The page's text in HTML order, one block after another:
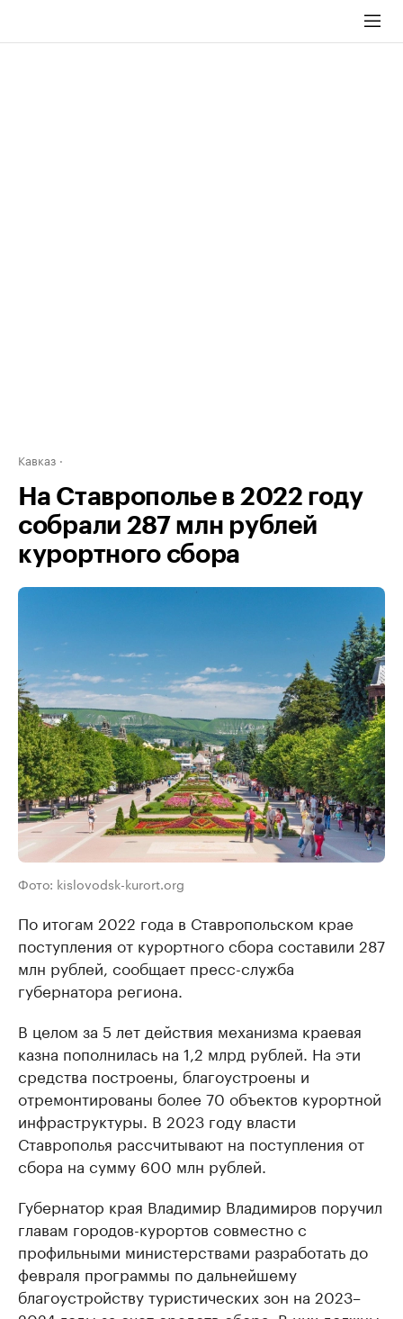
Кавказ
На Ставрополье в 2022 году
собрали 287 млн рублей
курортного сбора
Фото: kislovodsk-kurort.org
По итогам 2022 года в Ставропольском крае
поступления от курортного сбора составили 287
млн рублей, сообщает пресс-служба
губернатора региона.
В целом за 5 лет действия механизма краевая
казна пополнилась на 1,2 млрд рублей. На эти
средства построены, благоустроены и
отремонтированы более 70 объектов курортной
инфраструктуры. В 2023 году власти
Ставрополья рассчитывают на поступления от
сбора на сумму 600 млн рублей.
Губернатор края Владимир Владимиров поручил
главам городов-курортов совместно с
профильными министерствами разработать до
февраля программы по дальнейшему
благоустройству туристических зон на 2023–